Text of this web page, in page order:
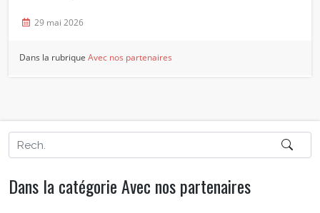
29 mai 2026
Dans la rubriqueAvec nos partenaires
Dans la catégorie Avec nos partenaires